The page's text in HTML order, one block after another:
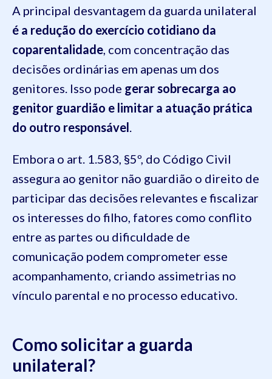
A principal desvantagem da guarda unilateral
é a redução do exercício cotidiano da
coparentalidade , com concentração das
decisões ordinárias em apenas um dos
genitores. Isso pode gerar sobrecarga ao
genitor guardião e limitar a atuação prática
do outro responsável
Embora o art. 1.583, §5º, do Código Civil
assegura ao genitor não guardião o direito de
participar das decisões relevantes e fiscalizar
os interesses do filho, fatores como conflito
entre as partes ou dificuldade de
comunicação podem comprometer esse
acompanhamento, criando assimetrias no
vínculo parental e no processo educativo.
Como solicitar a guarda
unilateral?